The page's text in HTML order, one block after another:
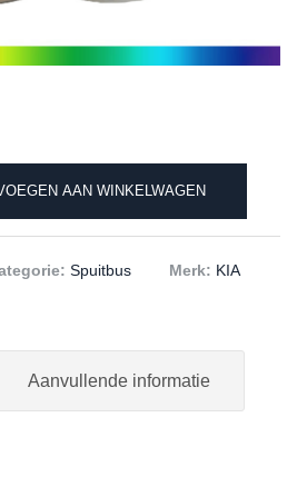
AAN WINKELWAGEN
Spuitbus Merk: KIA
Aanvullende informatie